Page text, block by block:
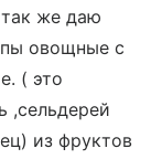
же даю
овощные с
( это
,сельдерей
из фруктов